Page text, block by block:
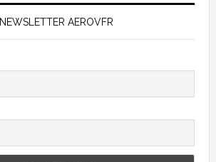
NEWSLETTER AEROVFR